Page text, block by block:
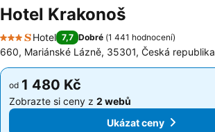
Hotel Krakonoš
3 Počet hvězdiček
Hotel 7,7 Dobré (1 441 hodnocení)
660, Mariánské Lázně, 35301, Česká republika
od 1 480 Kč
Zobrazte si ceny z 2 webů
Ukázat ceny
od 1 480 Kč
Zobrazte si ceny z 2 webů
Ukázat ceny